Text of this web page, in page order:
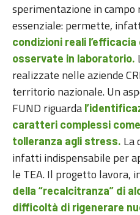
sperimentazione in campo
essenziale: permette,
condizioni reali
osservate in laboratorio.
realizzate nelle aziende
territorio nazionale. Un
FUND riguarda
caratteri complessi
tolleranza agli stress. La
infatti indispensabile per
le TEA. Il progetto lavora,
della “recalcitranza” di
difficoltà di rigenerare